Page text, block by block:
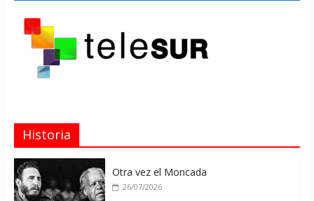
Historia
Otra vez el Moncada
26/07/2026